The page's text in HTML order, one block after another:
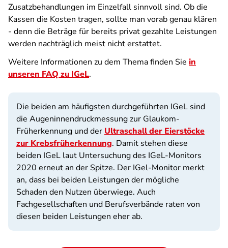
Zusatzbehandlungen im Einzelfall sinnvoll sind. Ob die
Kassen die Kosten tragen, sollte man vorab genau klären
- denn die Beträge für bereits privat gezahlte Leistungen
werden nachträglich meist nicht erstattet.
Weitere Informationen zu dem Thema finden Sie in
unseren FAQ zu IGeL.
Die beiden am häufigsten durchgeführten IGeL sind
die Augeninnendruckmessung zur Glaukom-
Früherkennung und der Ultraschall der Eierstöcke
zur Krebsfrüherkennung. Damit stehen diese
beiden IGeL laut Untersuchung des IGeL-Monitors
2020 erneut an der Spitze. Der IGel-Monitor merkt
an, dass bei beiden Leistungen der mögliche
Schaden den Nutzen überwiege. Auch
Fachgesellschaften und Berufsverbände raten von
diesen beiden Leistungen eher ab.